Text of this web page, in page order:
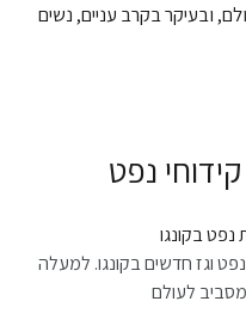
ובעיקר בקרב עניים, נשים
נפט
וגז חדשים בקונגו. למעלה